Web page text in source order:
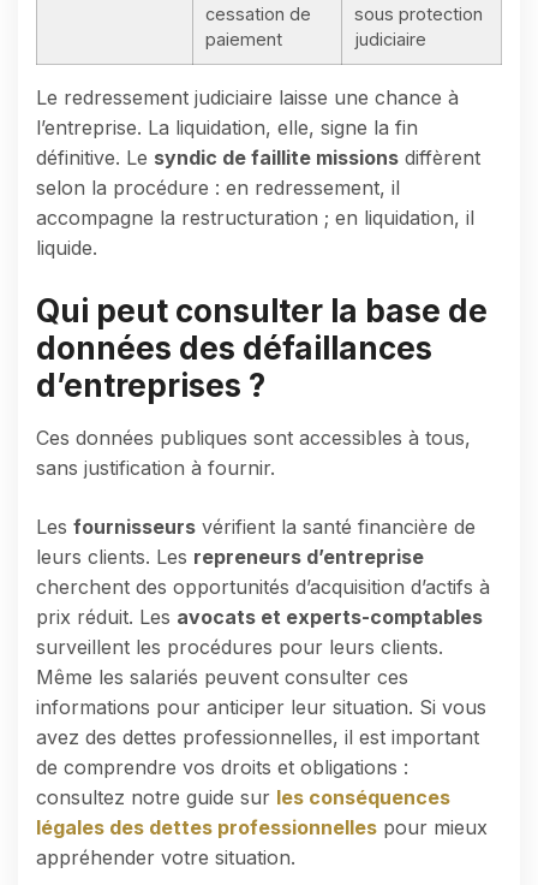
cessation de
paiement
sous protection
judiciaire
Le redressement judiciaire laisse une chance à
l’entreprise. La liquidation, elle, signe la fin
définitive. Le syndic de faillite missions diffèrent
selon la procédure : en redressement, il
accompagne la restructuration ; en liquidation, il
liquide.
Qui peut consulter la base de
données des défaillances
d’entreprises ?
Ces données publiques sont accessibles à tous,
sans justification à fournir.
Les fournisseurs vérifient la santé financière de
leurs clients. Les repreneurs d’entreprise
cherchent des opportunités d’acquisition d’actifs à
prix réduit. Les avocats et experts-comptables
surveillent les procédures pour leurs clients.
Même les salariés peuvent consulter ces
informations pour anticiper leur situation. Si vous
avez des dettes professionnelles, il est important
de comprendre vos droits et obligations :
consultez notre guide sur les conséquences
légales des dettes professionnelles pour mieux
appréhender votre situation.